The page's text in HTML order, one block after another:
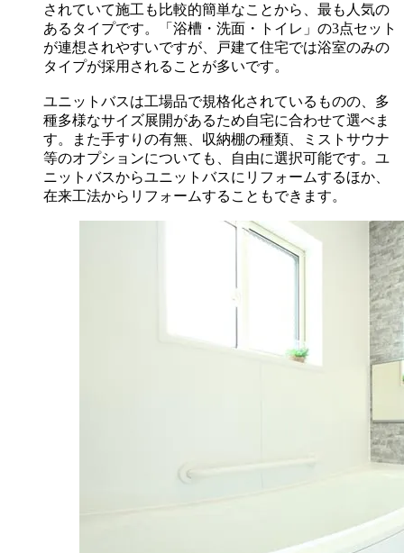
されていて施工も比較的簡単なことから、最も人気の
あるタイプです。「浴槽・洗面・トイレ」の3点セット
が連想されやすいですが、戸建て住宅では浴室のみの
タイプが採用されることが多いです。
ユニットバスは工場品で規格化されているものの、多
種多様なサイズ展開があるため自宅に合わせて選べま
す。また手すりの有無、収納棚の種類、ミストサウナ
等のオプションについても、自由に選択可能です。ユ
ニットバスからユニットバスにリフォームするほか、
在来工法からリフォームすることもできます。